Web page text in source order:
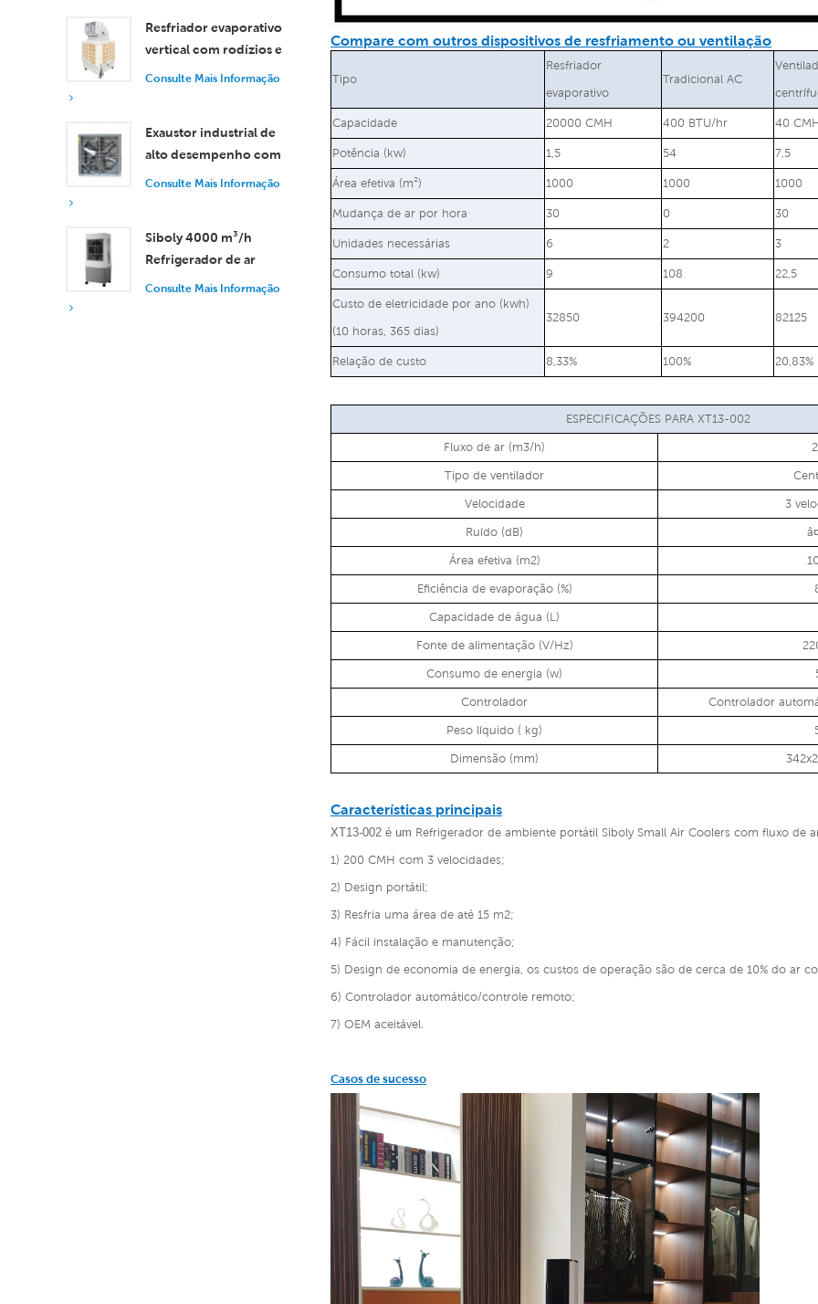
remoto.
Resfriador evaporativo
vertical com rodízios e
controle remoto, com
Consulte Mais Informação
Exaustor industrial de
alto desempenho com
vazão de ar de 37.000
Consulte Mais Informação
Siboly 4000 m³/h
Refrigerador de ar
industrial portátil 50L
Consulte Mais Informação
Compare com outros dispositivos de resfriamento ou ventilação
Tipo
Resfriador
evaporativo
Tradicional AC
Capacidade 20000 CMH 400 BTU/hr 40
Potência (kw) 1,5 54 7,5
Área efetiva (m²) 1000 1000 1000
Mudança de ar por hora 30 0 30
Unidades necessárias 6 2 3
Consumo total (kw) 9 108 22,5
Custo de eletricidade por ano (kwh)
(10 horas, 365 dias)
32850 394200 82125
Relação de custo 8,33% 100% 20,83%
ESPECIFICAÇÕES PARA XT13-002
Fluxo de ar (m3/h)
Tipo de ventilador
Velocidade 3
Ruído (dB)
Área efetiva (m2)
Eficiência de evaporação (%)
Capacidade de água (L)
Fonte de alimentação (V/Hz)
Consumo de energia (w)
Controlador Controlador
Peso líquido ( kg)
Dimensão (mm)
Características principais
XT13-002 é um Refrigerador de ambiente portátil Siboly Small Air Coolers com fluxo de
1) 200 CMH com 3 velocidades;
2) Design portátil;
3) Resfria uma área de até 15 m2;
4) Fácil instalação e manutenção;
5) Design de economia de energia, os custos de operação são de cerca de 10% do ar
6) Controlador automático/controle remoto;
7) OEM aceitável.
Casos de sucesso